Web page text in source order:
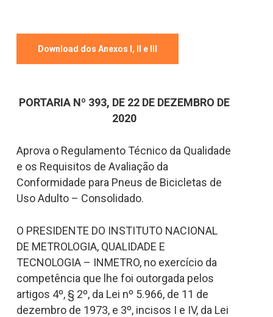
Download dos Anexos I, II e III
PORTARIA Nº 393, DE 22 DE DEZEMBRO DE
2020
Aprova o Regulamento Técnico da Qualidade
e os Requisitos de Avaliação da
Conformidade para Pneus de Bicicletas de
Uso Adulto – Consolidado.
O PRESIDENTE DO INSTITUTO NACIONAL
DE METROLOGIA, QUALIDADE E
TECNOLOGIA – INMETRO, no exercício da
competência que lhe foi outorgada pelos
artigos 4º, § 2º, da Lei nº 5.966, de 11 de
dezembro de 1973, e 3º, incisos I e IV, da Lei